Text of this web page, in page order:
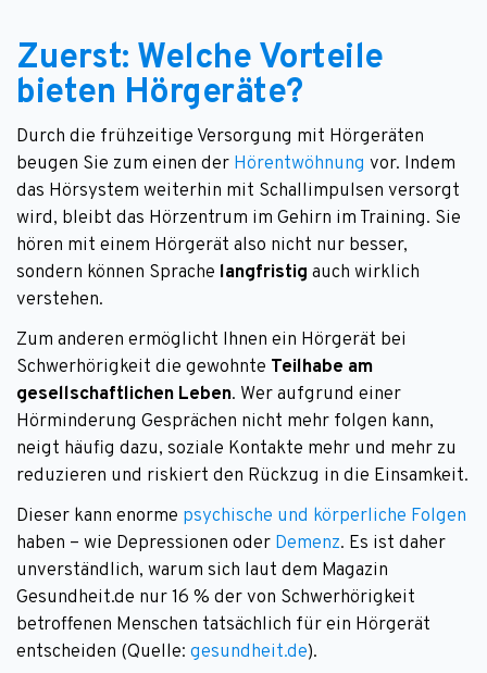
Zuerst: Welche Vorteile
bieten Hörgeräte?
Durch die frühzeitige Versorgung mit Hörgeräten
beugen Sie zum einen der Hörentwöhnung vor. Indem
das Hörsystem weiterhin mit Schallimpulsen versorgt
wird, bleibt das Hörzentrum im Gehirn im Training. Sie
hören mit einem Hörgerät also nicht nur besser,
sondern können Sprache langfristig auch wirklich
verstehen.
Zum anderen ermöglicht Ihnen ein Hörgerät bei
Schwerhörigkeit die gewohnte Teilhabe am
gesellschaftlichen Leben. Wer aufgrund einer
Hörminderung Gesprächen nicht mehr folgen kann,
neigt häufig dazu, soziale Kontakte mehr und mehr zu
reduzieren und riskiert den Rückzug in die Einsamkeit.
Dieser kann enorme psychische und körperliche Folgen
haben – wie Depressionen oder Demenz. Es ist daher
unverständlich, warum sich laut dem Magazin
Gesundheit.de nur 16 % der von Schwerhörigkeit
betroffenen Menschen tatsächlich für ein Hörgerät
entscheiden (Quelle: gesundheit.de).